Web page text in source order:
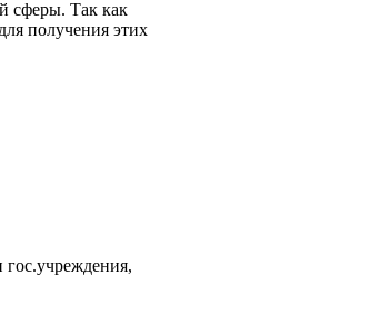
сферы. Так как
получения этих
гос.учреждения,